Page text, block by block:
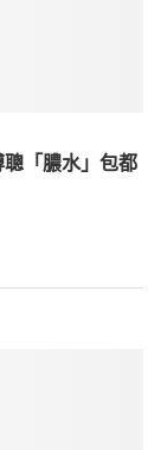
聰「膿水」包都